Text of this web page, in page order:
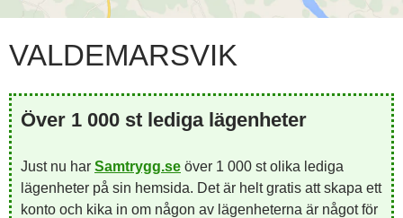
VALDEMARSVIK
Över 1 000 st lediga lägenheter
Just nu har Samtrygg.se över 1 000 st olika lediga
lägenheter på sin hemsida. Det är helt gratis att skapa ett
konto och kika in om någon av lägenheterna är något för